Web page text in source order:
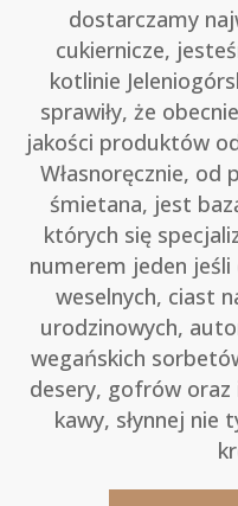
dostarczamy
cukiernicze,
kotlinie
sprawiły, że
jakości produktów
Własnoręcznie,
śmietana, jest
których się
numerem jeden
weselnych, ciast
urodzinowych,
wegańskich
desery, gofrów
kawy, słynnej nie